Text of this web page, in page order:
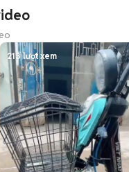
213lượt xem